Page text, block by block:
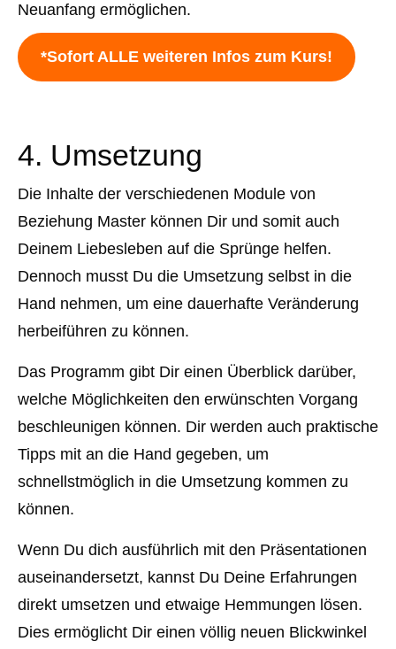
Neuanfang ermöglichen.
*Sofort ALLE weiteren Infos zum Kurs!
4. Umsetzung
Die Inhalte der verschiedenen Module von
Beziehung Master können Dir und somit auch
Deinem Liebesleben auf die Sprünge helfen.
Dennoch musst Du die Umsetzung selbst in die
Hand nehmen, um eine dauerhafte Veränderung
herbeiführen zu können.
Das Programm gibt Dir einen Überblick darüber,
welche Möglichkeiten den erwünschten Vorgang
beschleunigen können. Dir werden auch praktische
Tipps mit an die Hand gegeben, um
schnellstmöglich in die Umsetzung kommen zu
können.
Wenn Du dich ausführlich mit den Präsentationen
auseinandersetzt, kannst Du Deine Erfahrungen
direkt umsetzen und etwaige Hemmungen lösen.
Dies ermöglicht Dir einen völlig neuen Blickwinkel